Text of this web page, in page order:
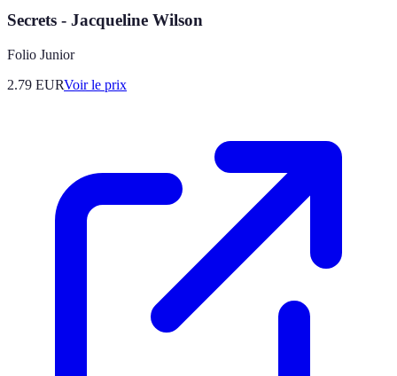
Secrets - Jacqueline Wilson
Folio Junior
2.79 EURVoir le prix